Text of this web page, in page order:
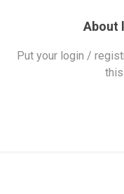
About
Put your login /